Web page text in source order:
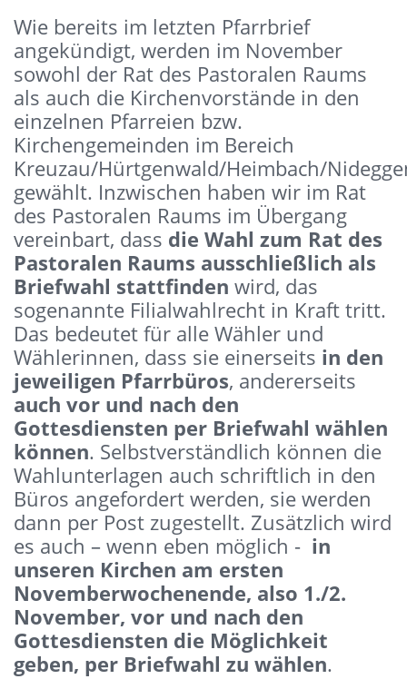
Wie bereits im letzten Pfarrbrief
angekündigt, werden im November
sowohl der Rat des Pastoralen Raums
als auch die Kirchenvorstände in den
einzelnen Pfarreien bzw.
Kirchengemeinden im Bereich
Kreuzau/Hürtgenwald/Heimbach/
gewählt. Inzwischen haben wir im Rat
des Pastoralen Raums im Übergang
vereinbart, dass die Wahl zum Rat des
Pastoralen Raums ausschließlich als
Briefwahl stattfinden wird, das
sogenannte Filialwahlrecht in Kraft tritt.
Das bedeutet für alle Wähler und
Wählerinnen, dass sie einerseits in den
jeweiligen Pfarrbüros, andererseits
auch vor und nach den
Gottesdiensten per Briefwahl wählen
können. Selbstverständlich können die
Wahlunterlagen auch schriftlich in den
Büros angefordert werden, sie werden
dann per Post zugestellt. Zusätzlich wird
es auch – wenn eben möglich - in
unseren Kirchen am ersten
Novemberwochenende, also 1./2.
November, vor und nach den
Gottesdiensten die Möglichkeit
geben, per Briefwahl zu wählen.